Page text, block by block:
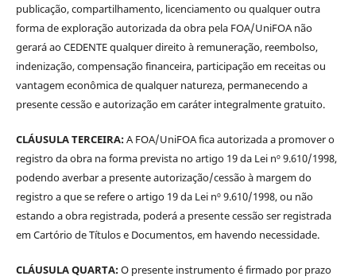
publicação, compartilhamento, licenciamento ou qualquer outra
forma de exploração autorizada da obra pela FOA/UniFOA não
gerará ao CEDENTE qualquer direito à remuneração, reembolso,
indenização, compensação financeira, participação em receitas ou
vantagem econômica de qualquer natureza, permanecendo a
presente cessão e autorização em caráter integralmente gratuito.
CLÁUSULA TERCEIRA:A FOA/UniFOA fica autorizada a promover o
registro da obra na forma prevista no artigo 19 da Lei nº 9.610/1998,
podendo averbar a presente autorização/cessão à margem do
registro a que se refere o artigo 19 da Lei nº 9.610/1998, ou não
estando a obra registrada, poderá a presente cessão ser registrada
em Cartório de Títulos e Documentos, em havendo necessidade.
CLÁUSULA QUARTA:O presente instrumento é firmado por prazo